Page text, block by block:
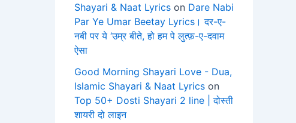
Shayari & Naat Lyrics on Dare Nabi
Par Ye Umar Beetay Lyrics। दर-ए-
नबी पर ये ‘उम्र बीते, हो हम पे लुत्फ़-ए-दवाम
ऐसा
Good Morning Shayari Love - Dua,
Islamic Shayari & Naat Lyrics on
Top 50+ Dosti Shayari 2 line | दोस्ती
शायरी दो लाइन